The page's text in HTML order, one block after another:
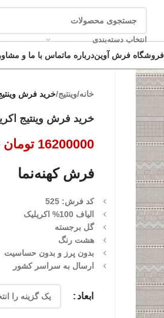
انتخاب دسته‌بندی
فروشگاه فرش آویندرباره ماتماس با ما و
خانه/وینتیج/خرید فرش وینتیج
خرید فرش وینتیج
16200000 تومان
فرش کهنه‌نما
کد فرش: 525
الیاف 100% اکریلیک
گل برجسته
هشت رنگ
بدون پرز و بدون حساسیت
ارسال به سراسر کشور
ابعاد